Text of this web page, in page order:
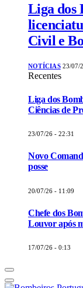
Liga dos
Civil e
NOTÍCIAS 23/07/
Recentes
Liga dos
Ciências de
23/07/26 - 22:31
Novo
posse
20/07/26 - 11:09
Chefe dos
Louvor após
17/07/26 - 0:13